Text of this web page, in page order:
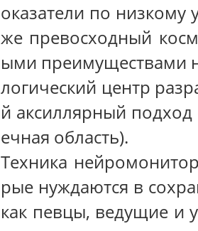
оказатели по
же превосходный
ыми преимуществами
логический центр
й аксиллярный
ечная область).
Техника
рые нуждаются в
как певцы, ведущие и